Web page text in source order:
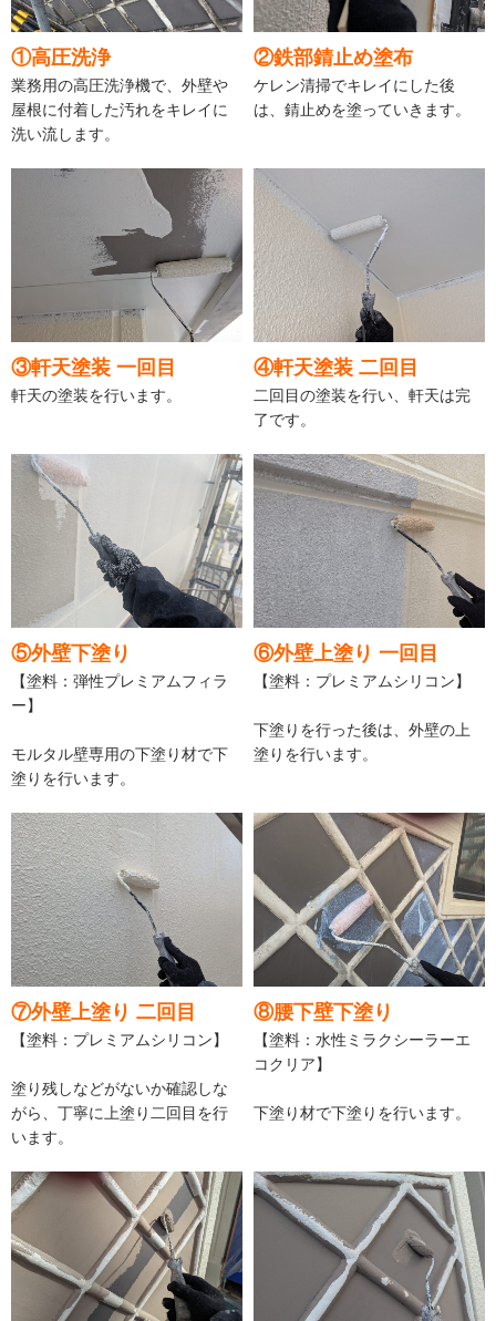
①高圧洗浄
業務用の高圧洗浄機で、外壁や
屋根に付着した汚れをキレイに
洗い流します。
②鉄部錆止め塗布
ケレン清掃でキレイにした後
は、錆止めを塗っていきます。
③軒天塗装 一回目
軒天の塗装を行います。
④軒天塗装 二回目
二回目の塗装を行い、軒天は完
了です。
⑤外壁下塗り
【塗料：弾性プレミアムフィラ
ー】
モルタル壁専用の下塗り材で下
塗りを行います。
⑥外壁上塗り 一回目
【塗料：プレミアムシリコン】
下塗りを行った後は、外壁の上
塗りを行います。
⑦外壁上塗り 二回目
【塗料：プレミアムシリコン】
塗り残しなどがないか確認しな
がら、丁寧に上塗り二回目を行
います。
⑧腰下壁下塗り
【塗料：水性ミラクシーラーエ
コクリア】
下塗り材で下塗りを行います。